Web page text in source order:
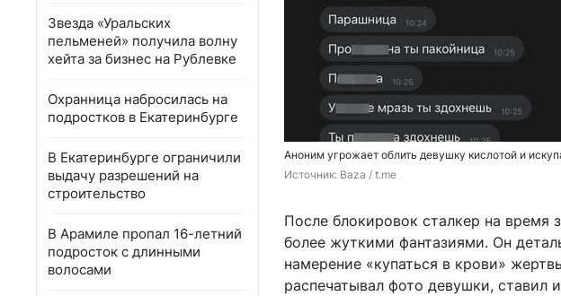
Звезда «Уральских
пельменей» получила волну
хейта за бизнес на Рублевке
Охранница набросилась на
подростков в Екатеринбурге
В Екатеринбурге ограничили
выдачу разрешений на
строительство
В Арамиле пропал 16-летний
подросток с длинными
волосами
Аноним угрожает облить девушку кислотой и
Источник: Baza / t.me
После блокировок сталкер на время
более жуткими фантазиями. Он
намерение «купаться в крови»
распечатывал фото девушки, ставил